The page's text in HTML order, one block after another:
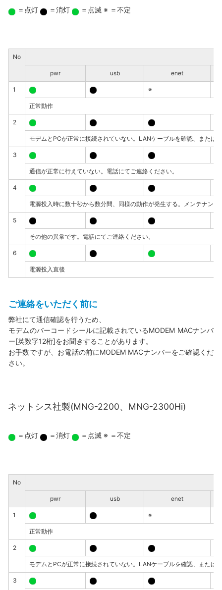
＝点灯 ＝消灯 ＝点滅 ※ ＝不定
No
pwr usb enet
1 ※
正常動作
2
モデムとPCが正常に接続されていない。LANケーブルを確認、また
3
通信が正常に行えていない。電話にてご連絡ください。
4
電源投入時に数十秒から数分間、同様の動作が発生する。メンテナン
5
その他の異常です。電話にてご連絡ください。
6
電源投入直後
ご連絡をいただく前に
弊社にて通信確認を行うため、
モデムのバーコードシールに記載されているMODEM MACナンバ
ー[英数字12桁]をお聞きすることがあります。
お手数ですが、お電話の前にMODEM MACナンバーをご確認くだ
さい。
ネットシス社製(MNG-2200、MNG-2300Hi)
＝点灯 ＝消灯 ＝点滅 ※ ＝不定
No
pwr usb enet
1 ※
正常動作
2
モデムとPCが正常に接続されていない。LANケーブルを確認、また
3